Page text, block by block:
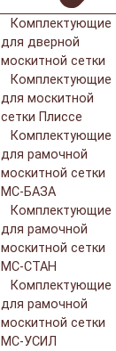
Комплектующие
для дверной
москитной сетки
Комплектующие
для москитной
сетки Плиссе
Комплектующие
для рамочной
москитной сетки
МС-БАЗА
Комплектующие
для рамочной
москитной сетки
МС-СТАН
Комплектующие
для рамочной
москитной сетки
МС-УСИЛ